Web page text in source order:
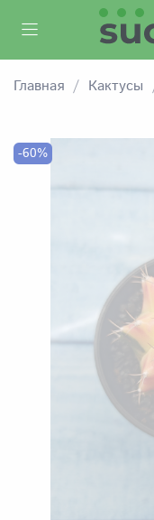
Главная Кактусы
-60%